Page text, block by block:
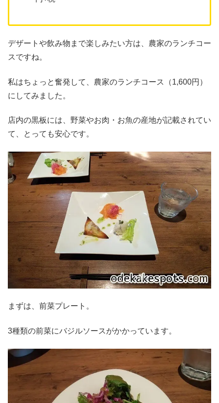
デザートや飲み物まで楽しみたい方は、農家のランチコー
スですね。
私はちょっと奮発して、農家のランチコース（1,600円）
にしてみました。
店内の黒板には、野菜やお肉・お魚の産地が記載されてい
て、とっても安心です。
まずは、前菜プレート。
3種類の前菜にバジルソースがかかっています。